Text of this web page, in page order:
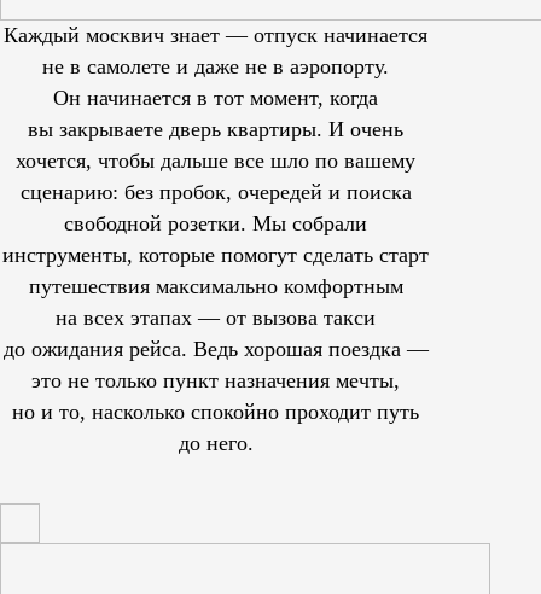
Каждый москвич знает — отпуск начинается
не в самолете и даже не в аэропорту.
Он начинается в тот момент, когда
вы закрываете дверь квартиры. И очень
хочется, чтобы дальше все шло по вашему
сценарию: без пробок, очередей и поиска
свободной розетки. Мы собрали
инструменты, которые помогут сделать старт
путешествия максимально комфортным
на всех этапах — от вызова такси
до ожидания рейса. Ведь хорошая поездка —
это не только пункт назначения мечты,
но и то, насколько спокойно проходит путь
до него.